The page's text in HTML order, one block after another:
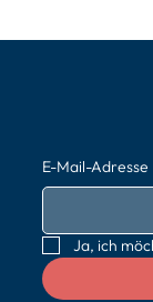
E-Mail-Adresse
Ja, ich